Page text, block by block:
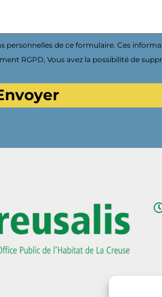
personnelles de ce formulaire. Ces
RGPD, Vous avez la possibilité de